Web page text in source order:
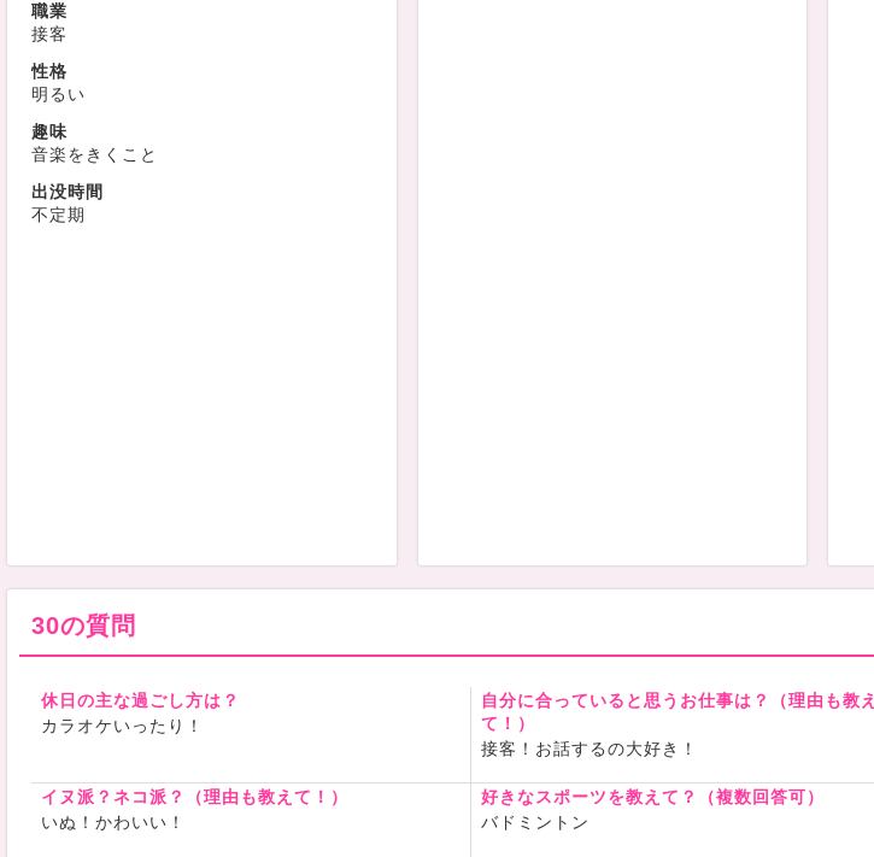
職業
接客
性格
明るい
趣味
音楽をきくこと
出没時間
不定期
30の質問
休日の主な過ごし方は？
カラオケいったり！
自分に合っていると思うお仕事は？（理由も教え
て！）
接客！お話するの大好き！
イヌ派？ネコ派？（理由も教えて！）
いぬ！かわいい！
好きなスポーツを教えて？（複数回答可）
バドミントン